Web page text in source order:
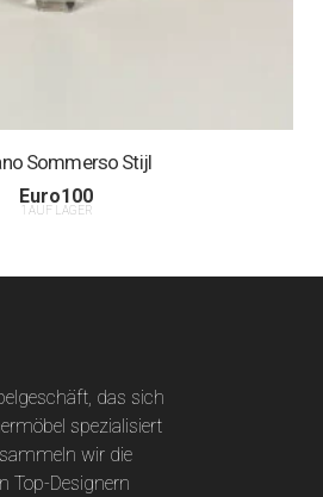
Sommerso Stijl
Euro100
1 AUF LAGER
das sich
spezialisiert
wir die
Top-Designern